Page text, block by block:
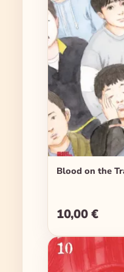
Blood on the
Regulärer
10,00 €